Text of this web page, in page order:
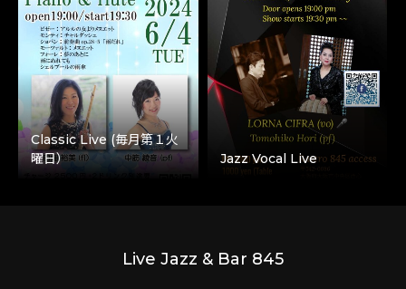
Classic Live (毎月第１火
曜日）
Jazz Vocal Live
Live Jazz & Bar 845